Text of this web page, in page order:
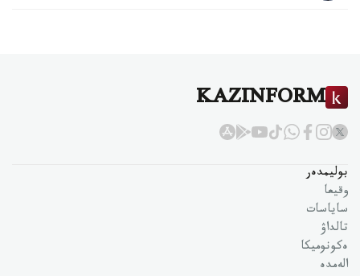
KAZINFORM
بوليمدەر
وقيعا
ساياسات
تالداۋ
ەكونوميكا
الەمدە